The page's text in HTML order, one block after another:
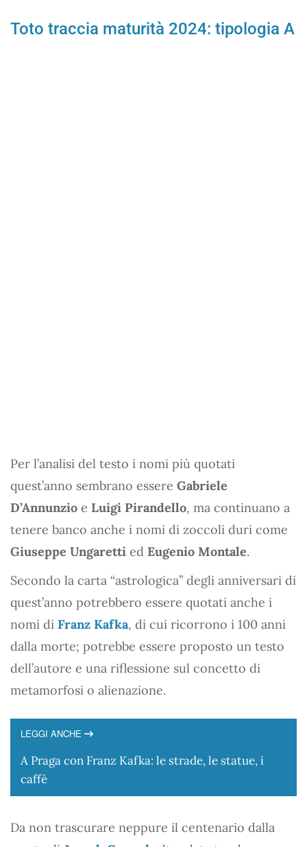
Toto traccia maturità 2024: tipologia A
Per l’analisi del testo i nomi più quotati
quest’anno sembrano essere Gabriele
D’Annunzio e Luigi Pirandello, ma continuano a
tenere banco anche i nomi di zoccoli duri come
Giuseppe Ungaretti ed Eugenio Montale.
Secondo la carta “astrologica” degli anniversari di
quest’anno potrebbero essere quotati anche i
nomi di Franz Kafka, di cui ricorrono i 100 anni
dalla morte; potrebbe essere proposto un testo
dell’autore e una riflessione sul concetto di
metamorfosi o alienazione.
LEGGI ANCHE
A Praga con Franz Kafka: le strade, le statue, i
caffè
Da non trascurare neppure il centenario dalla